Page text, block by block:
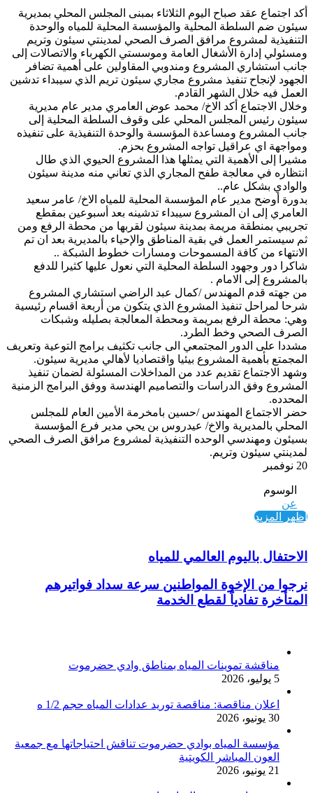
أكد اجتماع عقد صباح اليوم الثلاثاء بمبنى المجلس المحلي بمديرية
سيئون ضم السلطة المحلية والمؤسسة المحلية للمياه والوحدة
التنفيذية لمشروع مرافق الصرف الصحي لمدينتي سيئون وتريم
ومسئولي إدارة الأشغال العامة وموسستي الكهرباء والاتصالات إلى
جانب استشاري المشروع ومندوبي المقاولين على أهمية تضافر
الجهود لإنجاح تنفيذ مشروع مجاري سيئون تريم الذي سيبداء تدشين
العمل فيه خلال الشهر القادم.
وخلال الاجتماع أكد الاخ/ محمد عوض العامري مدير عام مديرية
سيئون رئيس المجلس المحلي على وقوف السلطة المحلية إلى
جانب المشروع ومساعدة المؤسسة والوحدة التنفيذية على تنفيذه
ومواجهة اي عراقيل تواجه المشروع بحزم.
مشيرا إلى الأهمية التي يمثلها هذا المشروع الحيوي الذي طال
انتظاره في معالجة طفح المجاري الذي تعاني منه مدينة سيئون
والوادي بشكل عام..
بدورة أوضح مدير عام المؤسسة المحلية للمياه الاخ/ عامر سعيد
العامري إلى ان المشروع سيبداء تدشينه بعد أسبوعين بمقطع
تجريبي بمنطقة مريمة بمدينة سيئون لقربها من محطة الرفع ومن
ثم سيستمر العمل في بقية المناطق والإحياء بالمديرية بعد ان تم
الانتهاء من كافة المسموحات ومسارات خطوط الشبكة ..
شاكرا دور وجهود السلطة المحلية التي نعول عليها كثيرا للدفع
بالمشروع إلى الامام .
من جهته قدم المهندس /كمال عبد الراضي استشاري المشروع
شرحا لمراحل تنفيذ المشروع الذي يتكون من أربعة اقسام رئيسية
وهي: محطة الرفع بمريمة ومحطة المعالجة بصليله وشبكات
الصرف الصحي وخط الطرد.
مشددا على الدور المجتمعي الى جانب تكثيف برامج التوعية وتعريف
المجمتع بأهمية المشروع بيئيا واقتصاديا لأهالي مديرية سيئون.
وشهد الاجتماع تقديم عدد من المداخلات المسئولة لضمان تنفيذ
المشروع وفق الدراسات والتصاميم الهندسة ووفق البرامج الزمنية
المحدده.
حضر الاجتماع المهندس /حسين بامخرمة الأمين العام للمجلس
المحلي بالمديرية والاخ/ عيدروس بن يحي مدير فرع المؤسسة
بسيئون ومهندسي الوحده التنفيذية لمشروع مرافق الصرف الصحي
لمدينتي سيئون وتريم.
20 نوفمبر
الوسوم
عن
اظهر المزيد
الاحتفال باليوم العالمي للمياه
نرجوا من الإخوة المواطنين سرعة سداد فواتيرهم
المتأخرة تفادياً لقطع الخدمة
مناقشة تموينات المياه بمناطق وادي حضرموت
5 يوليو، 2026
اعلان مناقصة: مناقصة توريد عدادات المياه حجم 1/2 ه
30 يونيو، 2026
مؤسسة المياه بوادي حضرموت تناقش احتياجاتها مع جمعية
العون المباشر الكويتية
21 يونيو، 2026